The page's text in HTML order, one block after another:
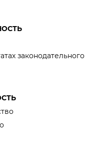
законодательного